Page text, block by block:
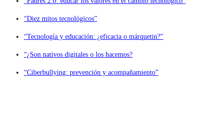
“Diez mitos tecnológicos”
“Tecnología y educación: ¿eficacia o márquetin?”
“¿Son nativos digitales o los hacemos?
“Ciberbullying: prevención y acompañamiento”